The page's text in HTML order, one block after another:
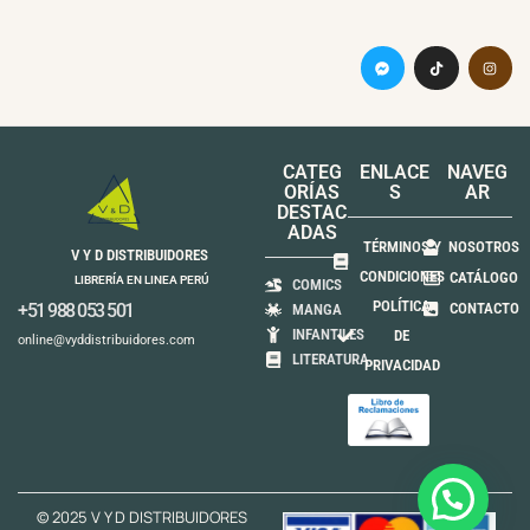
V Y D DISTRIBUIDORES
LIBRERÍA EN LINEA PERÚ
+51 988 053 501
online@vyddistribuidores.com
CATEG
ORÍAS
DESTAC
ADAS
COMICS
MANGA
INFANTILES
LITERATURA
ENLACE
S
TÉRMINOS Y
CONDICIONES
POLÍTICA
DE
PRIVACIDAD
NAVEG
AR
NOSOTROS
CATÁLOGO
CONTACTO
© 2025 V Y D DISTRIBUIDORES